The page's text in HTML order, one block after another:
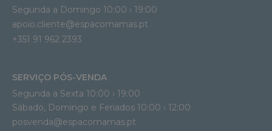
Segunda a Domingo 10:00 › 19:00
apoio.cliente@espacomamas.pt
+351 91 962 2393
SERVIÇO PÓS-VENDA
Segunda a Sexta 10:00 › 19:00
Sábado, Domingo e Feriados 10:00 › 12:00
posvenda@espacomamas.pt